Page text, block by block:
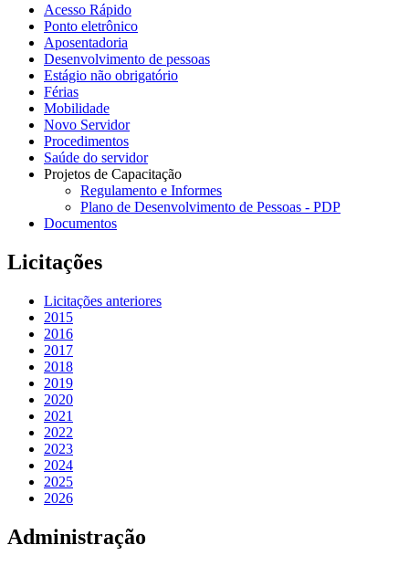
Acesso Rápido
Ponto eletrônico
Aposentadoria
Desenvolvimento de pessoas
Estágio não obrigatório
Férias
Mobilidade
Novo Servidor
Procedimentos
Saúde do servidor
Projetos de Capacitação
Regulamento e Informes
Plano de Desenvolvimento de Pessoas - PDP
Documentos
Licitações
Licitações anteriores
2015
2016
2017
2018
2019
2020
2021
2022
2023
2024
2025
2026
Administração